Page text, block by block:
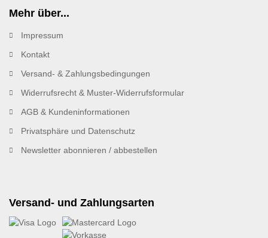
Mehr über...
Impressum
Kontakt
Versand- & Zahlungsbedingungen
Widerrufsrecht & Muster-Widerrufsformular
AGB & Kundeninformationen
Privatsphäre und Datenschutz
Newsletter abonnieren / abbestellen
Versand- und Zahlungsarten